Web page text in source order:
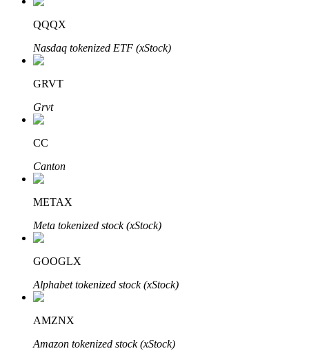
了解如何賺取穩定收入
Bitrue
合夥人計劃
QQQX
Nasdaq tokenized ETF (xStock)
GRVT
Grvt
CC
Canton
METAX
Meta tokenized stock (xStock)
GOOGLX
Alphabet tokenized stock (xStock)
AMZNX
Amazon tokenized stock (xStock)